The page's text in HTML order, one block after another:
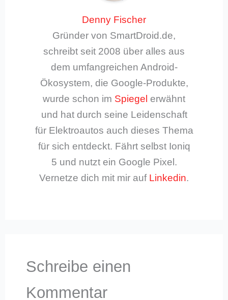
Denny Fischer
Gründer von SmartDroid.de,
schreibt seit 2008 über alles aus
dem umfangreichen Android-
Ökosystem, die Google-Produkte,
wurde schon im Spiegel erwähnt
und hat durch seine Leidenschaft
für Elektroautos auch dieses Thema
für sich entdeckt. Fährt selbst Ioniq
5 und nutzt ein Google Pixel.
Vernetze dich mit mir auf Linkedin.
Schreibe einen
Kommentar